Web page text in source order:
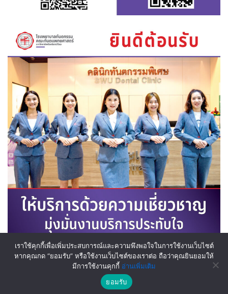
ข้อกำหนดความเป็นส่วนตัว|นโยบายคุ๊กกี้
reserved SWU Dental Hospital. All right
เราใช้คุกกี้เพื่อเพิ่มประสบการณ์และความพึงพอใจในการใช้งานเว็บไซต์
หากคุณกด “ยอมรับ” หรือใช้งานเว็บไซต์ของเราต่อ ถือว่าคุณยินยอมให้
มีการใช้งานคุกกี้ อ่านเพิ่มเติม
ยอมรับ